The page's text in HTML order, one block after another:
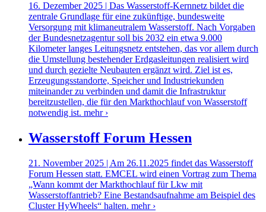
16. Dezember 2025 | Das Wasserstoff-Kernnetz bildet die
zentrale Grundlage für eine zukünftige, bundesweite
Versorgung mit klimaneutralem Wasserstoff. Nach Vorgaben
der Bundesnetzagentur soll bis 2032 ein etwa 9.000
Kilometer langes Leitungsnetz entstehen, das vor allem durch
die Umstellung bestehender Erdgasleitungen realisiert wird
und durch gezielte Neubauten ergänzt wird. Ziel ist es,
Erzeugungsstandorte, Speicher und Industriekunden
miteinander zu verbinden und damit die Infrastruktur
bereitzustellen, die für den Markthochlauf von Wasserstoff
notwendig ist. mehr ›
Wasserstoff Forum Hessen
21. November 2025 | Am 26.11.2025 findet das Wasserstoff
Forum Hessen statt. EMCEL wird einen Vortrag zum Thema
„Wann kommt der Markthochlauf für Lkw mit
Wasserstoffantrieb? Eine Bestandsaufnahme am Beispiel des
Cluster HyWheels“ halten. mehr ›